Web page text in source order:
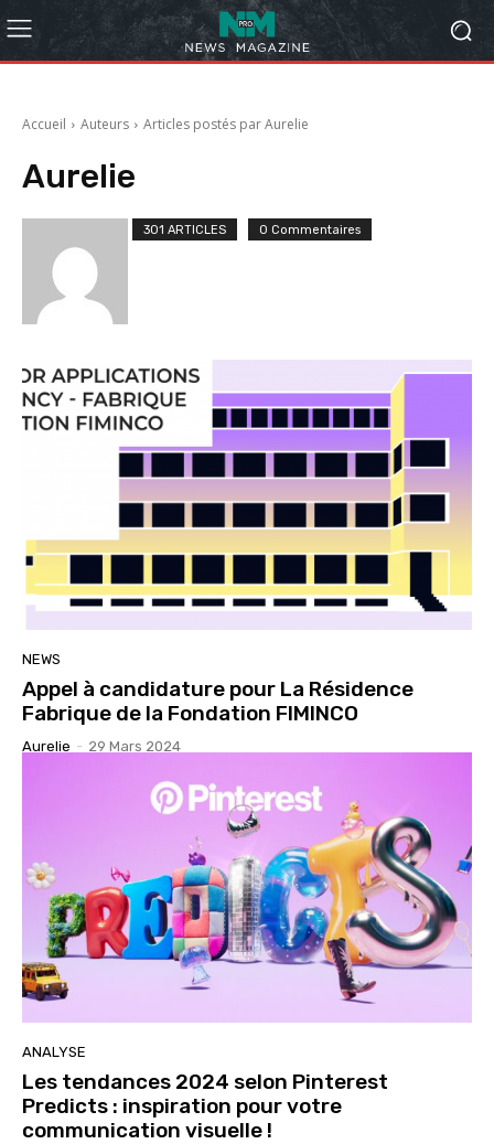
Accueil Auteurs Articles postés par Aurelie
Aurelie
301 ARTICLES 0 Commentaires
NEWS
Appel à candidature pour La Résidence
Fabrique de la Fondation FIMINCO
Aurelie - 29 Mars 2024
ANALYSE
Les tendances 2024 selon Pinterest
Predicts : inspiration pour votre
communication visuelle !